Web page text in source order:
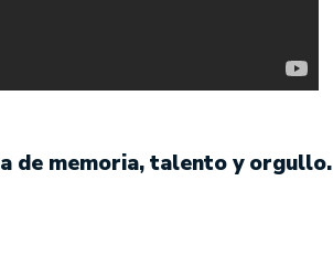
de memoria, talento y orgullo.